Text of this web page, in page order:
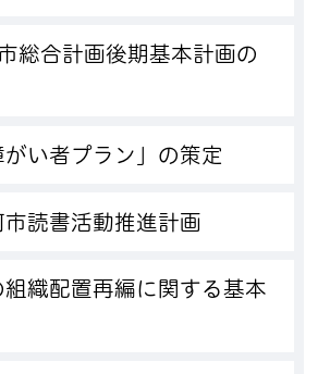
総合計画後期基本計画の
がい者プラン」の策定
読書活動推進計画
組織配置再編に関する基本